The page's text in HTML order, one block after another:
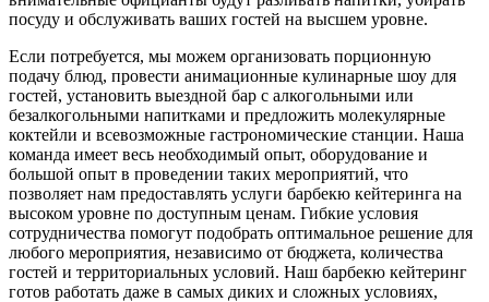
посуду и обслуживать ваших гостей на высшем уровне.
Если потребуется, мы можем организовать порционную
подачу блюд, провести анимационные кулинарные шоу для
гостей, установить выездной бар с алкогольными или
безалкогольными напитками и предложить молекулярные
коктейли и всевозможные гастрономические станции. Наша
команда имеет весь необходимый опыт, оборудование и
большой опыт в проведении таких мероприятий, что
позволяет нам предоставлять услуги барбекю кейтеринга на
высоком уровне по доступным ценам. Гибкие условия
сотрудничества помогут подобрать оптимальное решение для
любого мероприятия, независимо от бюджета, количества
гостей и территориальных условий. Наш барбекю кейтеринг
готов работать даже в самых диких и сложных условиях,